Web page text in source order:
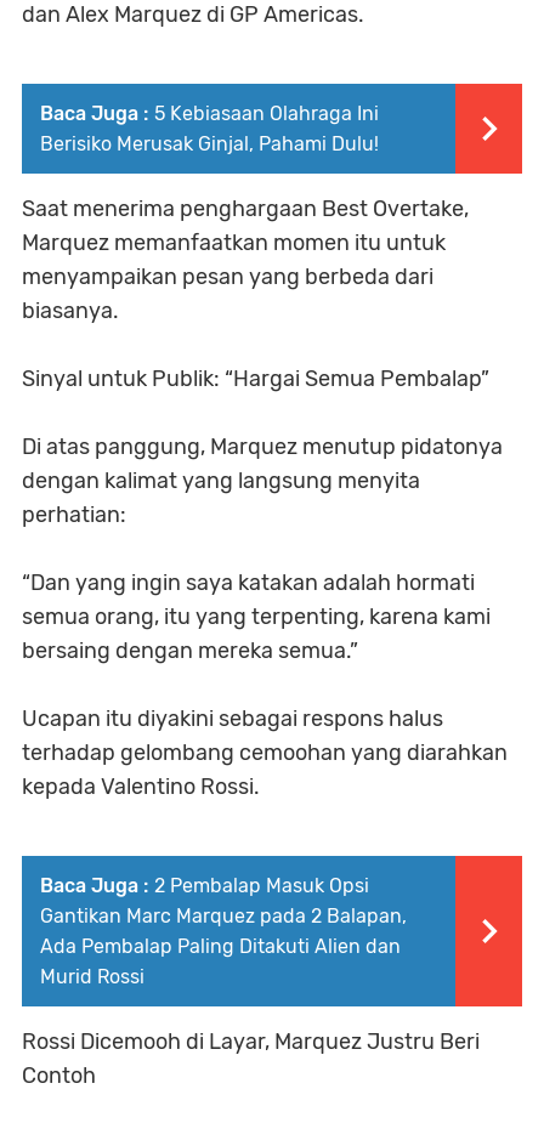
dan Alex Marquez di GP Americas.
Baca Juga : 5 Kebiasaan Olahraga Ini
Berisiko Merusak Ginjal, Pahami Dulu!
Saat menerima penghargaan Best Overtake,
Marquez memanfaatkan momen itu untuk
menyampaikan pesan yang berbeda dari
biasanya.
Sinyal untuk Publik: “Hargai Semua Pembalap”
Di atas panggung, Marquez menutup pidatonya
dengan kalimat yang langsung menyita
perhatian:
“Dan yang ingin saya katakan adalah hormati
semua orang, itu yang terpenting, karena kami
bersaing dengan mereka semua.”
Ucapan itu diyakini sebagai respons halus
terhadap gelombang cemoohan yang diarahkan
kepada Valentino Rossi.
Baca Juga : 2 Pembalap Masuk Opsi
Gantikan Marc Marquez pada 2 Balapan,
Ada Pembalap Paling Ditakuti Alien dan
Murid Rossi
Rossi Dicemooh di Layar, Marquez Justru Beri
Contoh